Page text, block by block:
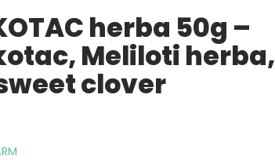
herba 50g –
Meliloti herba,
clover